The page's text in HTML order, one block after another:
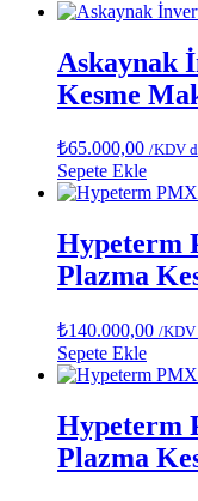
Askaynak
Kesme
₺65.000,00 /KDV
Sepete Ekle
Hypeterm
Plazma
₺140.000,00 /
Sepete Ekle
Hypeterm
Plazma